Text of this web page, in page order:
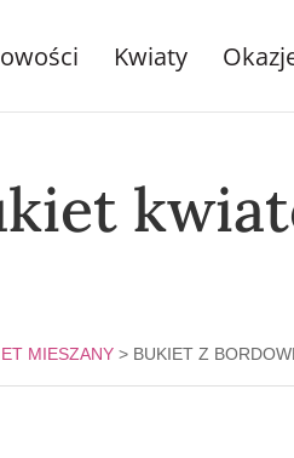
Kwiaty
MIESZANY > BUKIET Z